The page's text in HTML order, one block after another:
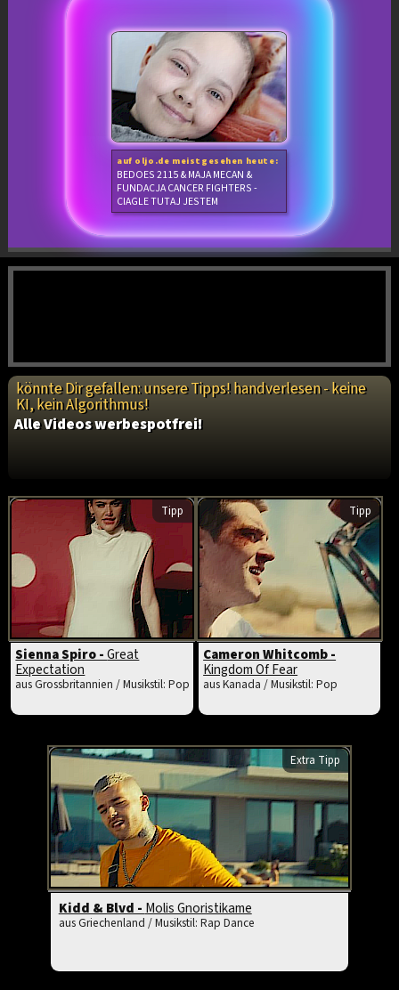
auf oljo.de meistgesehen heute:
BEDOES 2115 & MAJA MECAN &
FUNDACJA CANCER FIGHTERS -
CIAGLE TUTAJ JESTEM
könnte Dir gefallen: unsere Tipps! handverlesen - keine
KI, kein Algorithmus!
Alle Videos werbespotfrei!
Tipp
Sienna Spiro -Great
Expectation
aus Grossbritannien / Musikstil: Pop
Tipp
Cameron Whitcomb -
Kingdom Of Fear
aus Kanada / Musikstil: Pop
Extra Tipp
Kidd & Blvd - Molis Gnoristikame
aus Griechenland / Musikstil: Rap Dance